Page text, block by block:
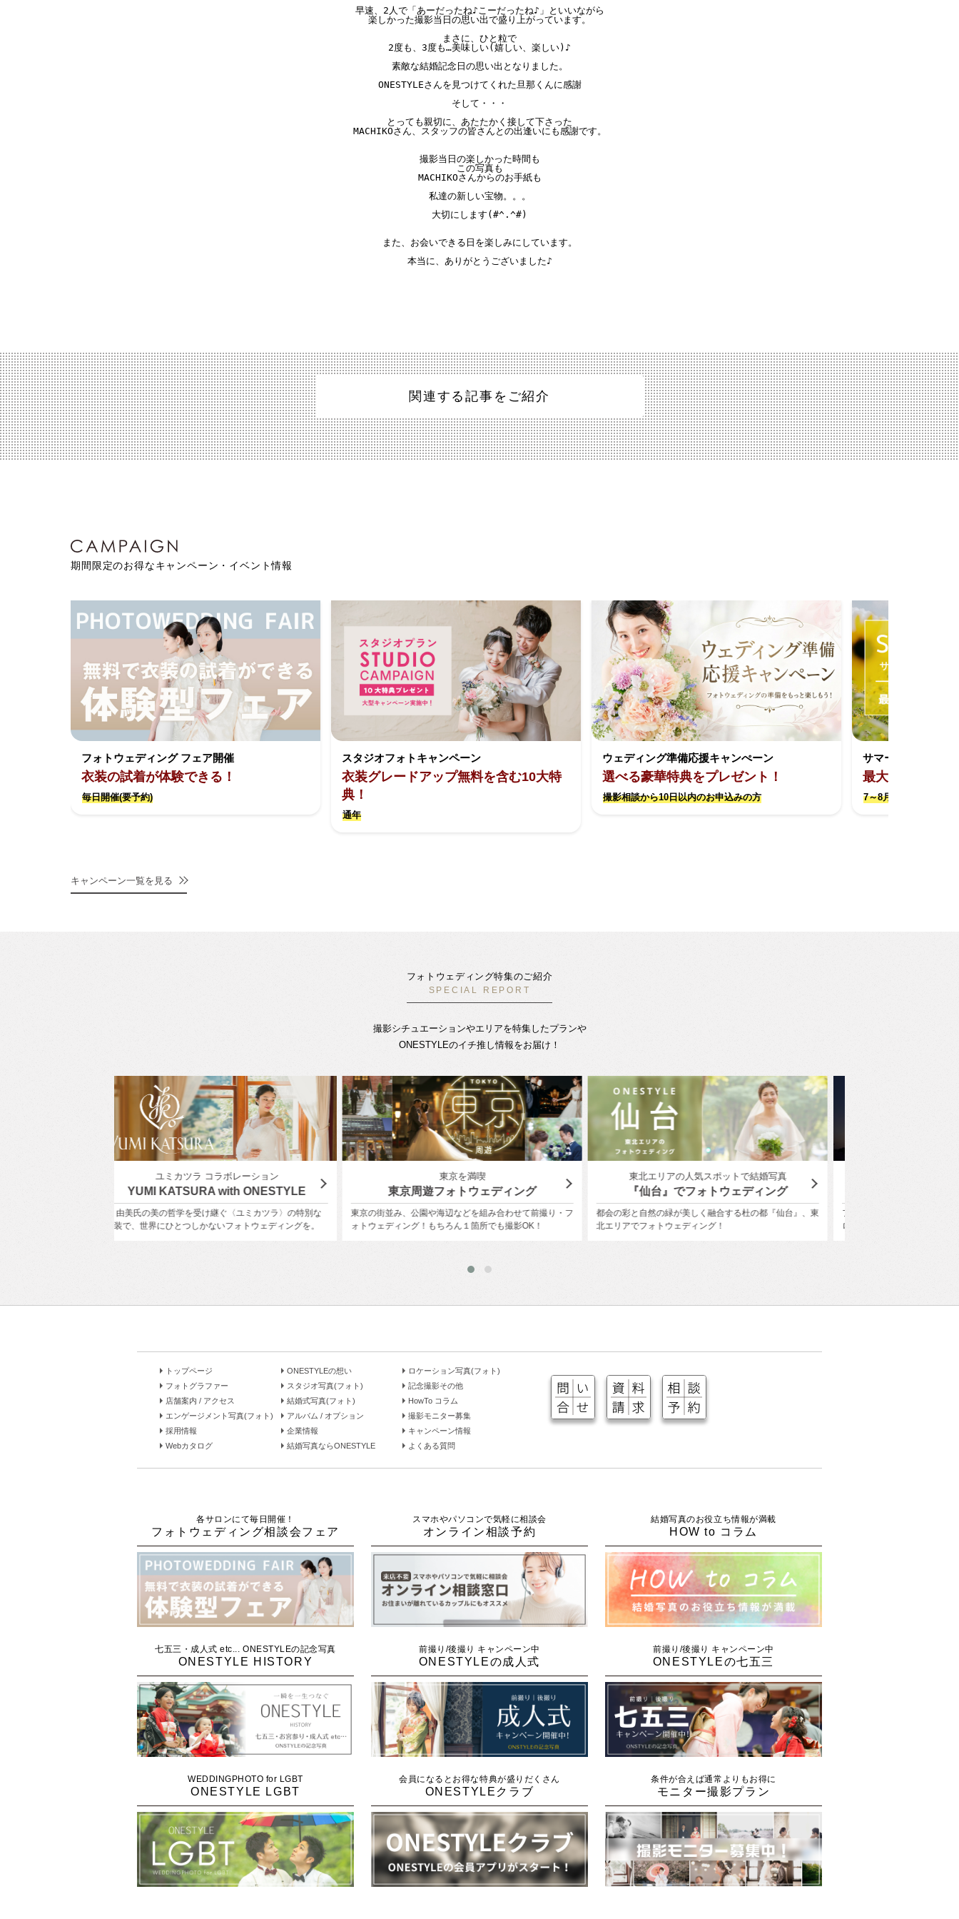
早速、2人で「あーだったね♪こーだったね♪」といいながら
楽しかった撮影当日の思い出で盛り上がっています。
まさに、ひと粒で
2度も、3度も…美味しい(嬉しい、楽しい)♪
素敵な結婚記念日の思い出となりました。
ONESTYLEさんを見つけてくれた旦那くんに感謝
そして・・・
とっても親切に、あたたかく接して下さった
MACHIKOさん、スタッフの皆さんとの出逢いにも感謝です。
撮影当日の楽しかった時間も
この写真も
MACHIKOさんからのお手紙も
私達の新しい宝物。。。
大切にします(#^.^#)
また、お会いできる日を楽しみにしています。
本当に、ありがとうございました♪
関連する記事をご紹介
期間限定のお得なキャンペーン・イベント情報
フォトウェディング フェア開催
衣装の試着が体験できる！
毎日開催(要予約)
スタジオフォトキャンペーン
衣装グレードアップ無料を含む10大特
典！
通年
ウェディング準備応援キャンぺーン
選べる豪華特典をプレゼント！
撮影相談から10日以内のお申込みの方
サマーキャンペーン
最大約17万円お
7～8月撮影限定
キャンペーン一覧を見る
フォトウェディング特集のご紹介
SPECIAL REPORT
撮影シチュエーションやエリアを特集したプランや
ONESTYLEのイチ推し情報をお届け！
東京を満喫
東京周遊フォトウェディング
東京の街並み、公園や海辺などを組み合わせて前撮り・フ
ォトウェディング！もちろん１箇所でも撮影OK！
東北エリアの人気スポットで結婚写真
『仙台』でフォトウェディング
都会の彩と自然の緑が美しく融合する杜の都『仙台』、東
北エリアでフォトウェディング！
横浜エリアのフォトウェディング・前撮り特集
『横浜』でフォトウェディング。
フォトウェディング・前撮りで人気のエリア『横浜』にク
ローズアップしてその魅力を徹底紹介。
トップページ ONESTYLEの想い
ロケーション写真(フォト)
フォトグラファー
スタジオ写真(フォト)
記念撮影その他
店舗案内 / アクセス
結婚式写真(フォト)
HowTo コラム
エンゲージメント写真(フォト)
アルバム / オプション
撮影モニター募集
採用情報
企業情報
キャンペーン情報
Webカタログ
結婚写真ならONESTYLE よくある質問
各サロンにて毎日開催！
フォトウェディング相談会フェア
スマホやパソコンで気軽に相談会
オンライン相談予約
結婚写真のお役立ち情報が満載
HOW to コラム
七五三・成人式 etc... ONESTYLEの記念写真
ONESTYLE HISTORY
前撮り/後撮り キャンペーン中
ONESTYLEの成人式
前撮り/後撮り キャンペーン中
ONESTYLEの七五三
WEDDINGPHOTO for LGBT
ONESTYLE LGBT
会員になるとお得な特典が盛りだくさん
ONESTYLEクラブ
条件が合えば通常よりもお得に
モニター撮影プラン